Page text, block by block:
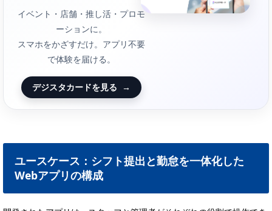
イベント・店舗・推し活・プロモ
ーションに。
スマホをかざすだけ。アプリ不要
で体験を届ける。
デジスタカードを見る →
ユースケース：シフト提出と勤怠を一体化した
Webアプリの構成